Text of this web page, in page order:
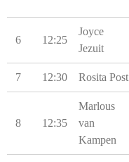
6 12:25
Joyce
Jezuit
7 12:30 Rosita Post
8 12:35
Marlous
van
Kampen